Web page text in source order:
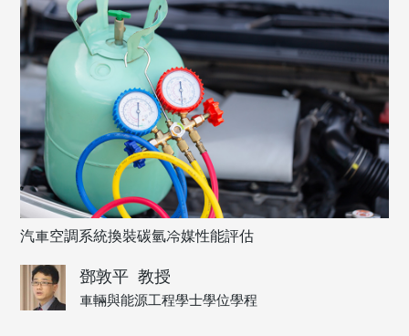
汽車空調系統換裝碳氫冷媒性能評估
鄧敦平 教授
車輛與能源工程學士學位學程